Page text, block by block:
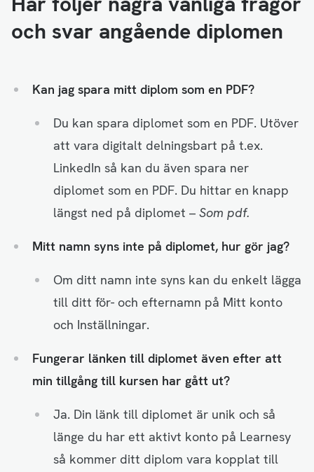
och svar angående diplomen
Kan jag spara mitt diplom som en PDF?
Du kan spara diplomet som en PDF. Utöver
att vara digitalt delningsbart på t.ex.
LinkedIn så kan du även spara ner
diplomet som en PDF. Du hittar en knapp
längst ned på diplomet – Som pdf.
Mitt namn syns inte på diplomet, hur gör jag?
Om ditt namn inte syns kan du enkelt lägga
till ditt för- och efternamn på Mitt konto
och Inställningar.
Fungerar länken till diplomet även efter att
min tillgång till kursen har gått ut?
Ja. Din länk till diplomet är unik och så
länge du har ett aktivt konto på Learnesy
så kommer ditt diplom vara kopplat till